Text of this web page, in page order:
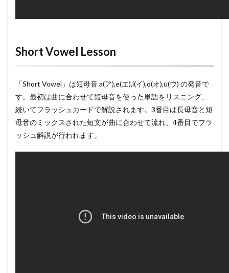
Short Vowel Lesson
「Short Vowel」は短母音 a(ア),e(エ),i(イ),o(オ),u(ウ) の発音で
す。最初は曲に合わせて短母音を使った単語をリスニング、
続いてフラッシュカードで解説されます。3番目は長母音と短
母音のミックスされた短文が曲に合わせて流れ、4番目でフラ
ッシュ解説が行われます。